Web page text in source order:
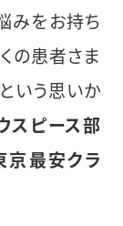
みをお持ち
の患者さま
いう思いか
スピース部
京最安クラ